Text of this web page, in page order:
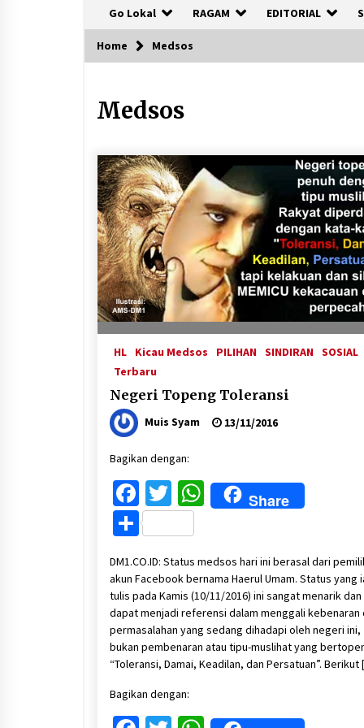
Go Lokal RAGAM EDITORIAL
Home Medsos
Medsos
HL Kicau Medsos PILIHAN SINDIRAN SOSIAL
Terbaru
Negeri Topeng Toleransi
Muis Syam 13/11/2016
Bagikan dengan:
Facebook
Twitter
WhatsApp
Share
Share
DM1.CO.ID: Status medsos hari ini berasal dari
akun Facebook bernama Haerul Umam. Status yang
tulis pada Kamis (10/11/2016) ini sangat menarik dan
dapat menjadi referensi dalam menggali kebenaran
permasalahan yang sedang dihadapi oleh negeri ini,
bukan pembenaran atau tipu-muslihat yang
“Toleransi, Damai, Keadilan, dan Persatuan”.
Bagikan dengan: